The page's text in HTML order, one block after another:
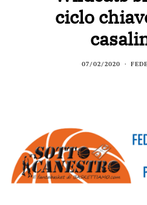
ciclo
07/02/2020